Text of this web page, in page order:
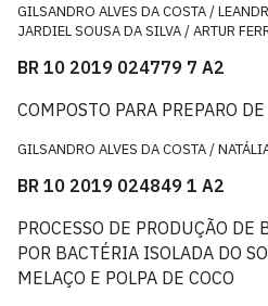
GILSANDRO ALVES DA COSTA /
JARDIEL SOUSA DA SILVA / ARTUR
BR 10 2019 024779 7 A2
COMPOSTO PARA PREPARO
GILSANDRO ALVES DA COSTA /
BR 10 2019 024849 1 A2
PROCESSO DE PRODUÇÃO DE
POR BACTÉRIA ISOLADA DO
MELAÇO E POLPA DE COCO